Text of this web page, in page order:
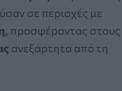
σε περιοχές με
προσφέροντας στους
ανεξάρτητα από τη